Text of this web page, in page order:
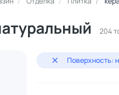
204
Поверхность: